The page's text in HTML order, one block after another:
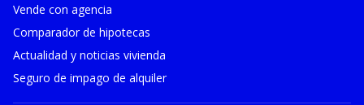
Vende con agencia
Comparador de hipotecas
Actualidad y noticias vivienda
Seguro de impago de alquiler